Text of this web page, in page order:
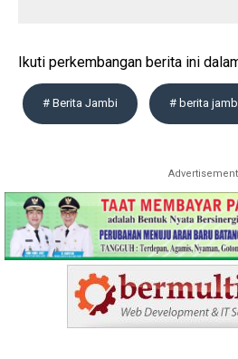
Ikuti perkembangan berita ini
# Berita Jambi # berita
Advertisement